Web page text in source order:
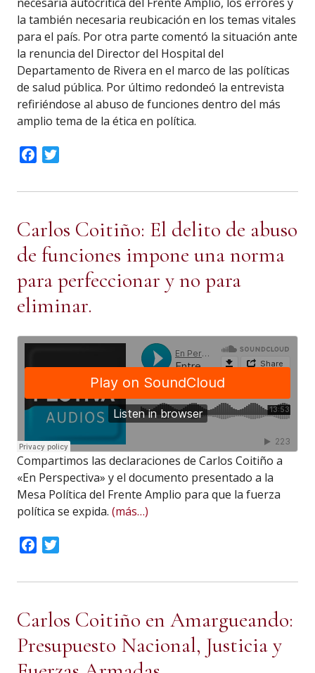
la también necesaria reubicación en los temas vitales
para el país. Por otra parte comentó la situación ante
la renuncia del Director del Hospital del
Departamento de Rivera en el marco de las políticas
de salud pública. Por último redondeó la entrevista
refiriéndose al abuso de funciones dentro del más
amplio tema de la ética en política.
Facebook
Carlos Coitiño: El delito de abuso
de funciones impone una norma
para perfeccionar y no para
eliminar.
Compartimos las declaraciones de Carlos Coitiño a
«En Perspectiva» y el documento presentado a la
Mesa Política del Frente Amplio para que la fuerza
política se expida. (más…)
Facebook
Carlos Coitiño en Amargueando:
Presupuesto Nacional, Justicia y